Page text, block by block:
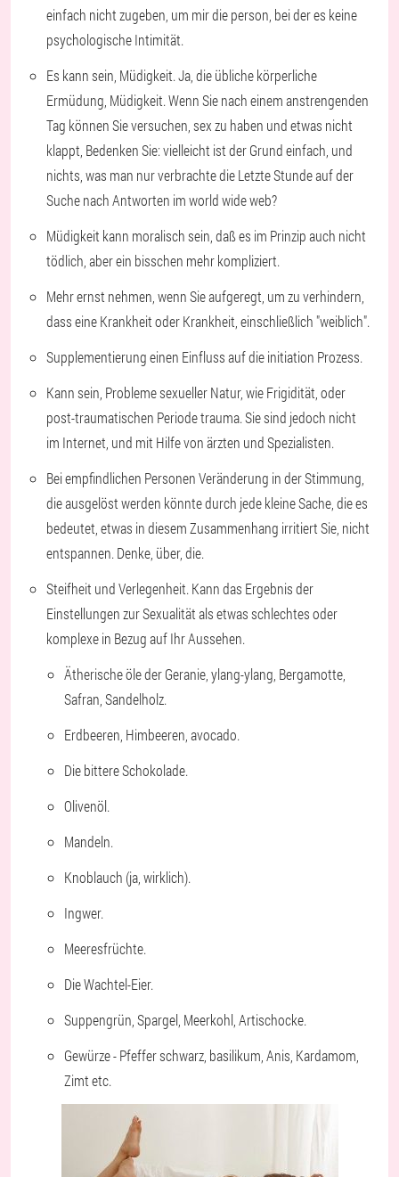
einfach nicht zugeben, um mir die person, bei der es keine
psychologische Intimität.
Es kann sein, Müdigkeit. Ja, die übliche körperliche
Ermüdung, Müdigkeit. Wenn Sie nach einem anstrengenden
Tag können Sie versuchen, sex zu haben und etwas nicht
klappt, Bedenken Sie: vielleicht ist der Grund einfach, und
nichts, was man nur verbrachte die Letzte Stunde auf der
Suche nach Antworten im world wide web?
Müdigkeit kann moralisch sein, daß es im Prinzip auch nicht
tödlich, aber ein bisschen mehr kompliziert.
Mehr ernst nehmen, wenn Sie aufgeregt, um zu verhindern,
dass eine Krankheit oder Krankheit, einschließlich "weiblich".
Supplementierung einen Einfluss auf die initiation Prozess.
Kann sein, Probleme sexueller Natur, wie Frigidität, oder
post-traumatischen Periode trauma. Sie sind jedoch nicht
im Internet, und mit Hilfe von ärzten und Spezialisten.
Bei empfindlichen Personen Veränderung in der Stimmung,
die ausgelöst werden könnte durch jede kleine Sache, die es
bedeutet, etwas in diesem Zusammenhang irritiert Sie, nicht
entspannen. Denke, über, die.
Steifheit und Verlegenheit. Kann das Ergebnis der
Einstellungen zur Sexualität als etwas schlechtes oder
komplexe in Bezug auf Ihr Aussehen.
Ätherische öle der Geranie, ylang-ylang, Bergamotte,
Safran, Sandelholz.
Erdbeeren, Himbeeren, avocado.
Die bittere Schokolade.
Olivenöl.
Mandeln.
Knoblauch (ja, wirklich).
Ingwer.
Meeresfrüchte.
Die Wachtel-Eier.
Suppengrün, Spargel, Meerkohl, Artischocke.
Gewürze - Pfeffer schwarz, basilikum, Anis, Kardamom,
Zimt etc.